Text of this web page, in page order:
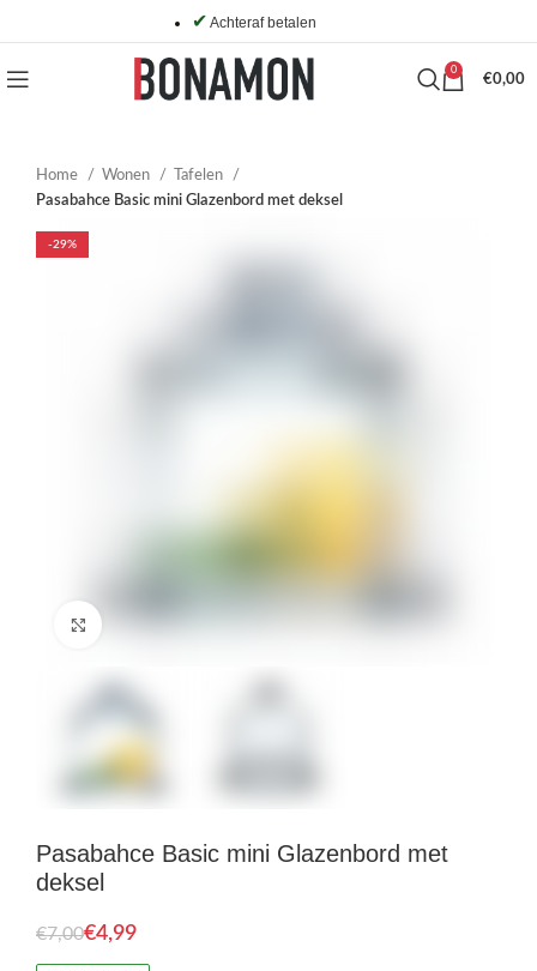
✔ Achteraf betalen
0
€0,00
Home Wonen
Tafelen
Pasabahce Basic mini Glazenbord met deksel
-29%
Pasabahce Basic mini Glazenbord met
deksel
€7,00€4,99